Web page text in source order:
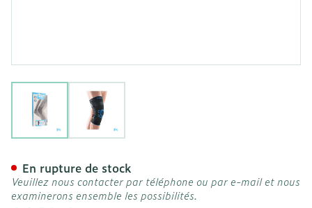
View larger imageView larger image
En rupture de stock
Veuillez nous contacter par téléphone ou par e-mail et nous
examinerons ensemble les possibilités.